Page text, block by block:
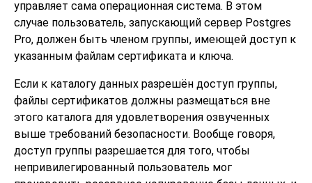
управляет сама операционная система. В этом
случае пользователь, запускающий сервер Postgres
Pro, должен быть членом группы, имеющей доступ к
указанным файлам сертификата и ключа.
Если к каталогу данных разрешён доступ группы,
файлы сертификатов должны размещаться вне
этого каталога для удовлетворения озвученных
выше требований безопасности. Вообще говоря,
доступ группы разрешается для того, чтобы
непривилегированный пользователь мог